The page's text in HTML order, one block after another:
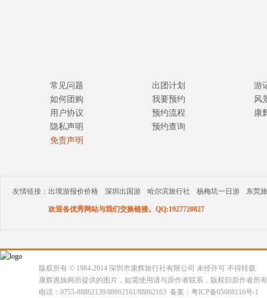
常见问题
如何团购
用户协议
隐私声明
免责声明
出团计划
我要预约
预约流程
预约查询
游
风
康
友情链接： 出境游报价价格 深圳出国游 哈尔滨旅行社 杨梅坑一日游 东莞
欢迎各优秀网站与我们交换链接。QQ:1927720827
版权所有 © 1984-2014 深圳市康辉旅行社有限公司 未经许可 不得转载
康辉惠旅网所提供的图片，如需使用请与原作者联系，版权归原作者所
电话：0755-88862139/88862161/88862163 备案：粤ICP备05088116号-1